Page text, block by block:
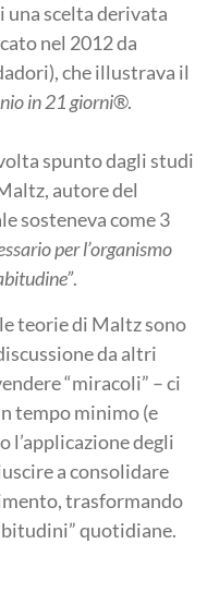
scelta derivata
nel 2012 da
che illustrava il
in 21 giorni®.
spunto dagli studi
autore del
sosteneva come 3
per l’organismo
.
teorie di Maltz sono
da altri
“miracoli” – ci
tempo minimo (e
l’applicazione degli
a consolidare
trasformando
quotidiane.